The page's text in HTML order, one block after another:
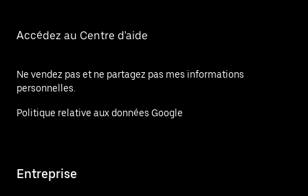
Accédez au Centre d'aide
Ne vendez pas et ne partagez pas mes informations
personnelles.
Politique relative aux données Google
Entreprise